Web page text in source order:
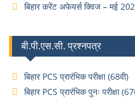
बिहार करेंट अफेयर्स क्विज – मई
बी.पी.एस.सी. प्रश्नपत्र
बिहार PCS प्रारंभिक परीक्षा (68वी)
बिहार PCS प्रारंभिक पुनः परीक्षा